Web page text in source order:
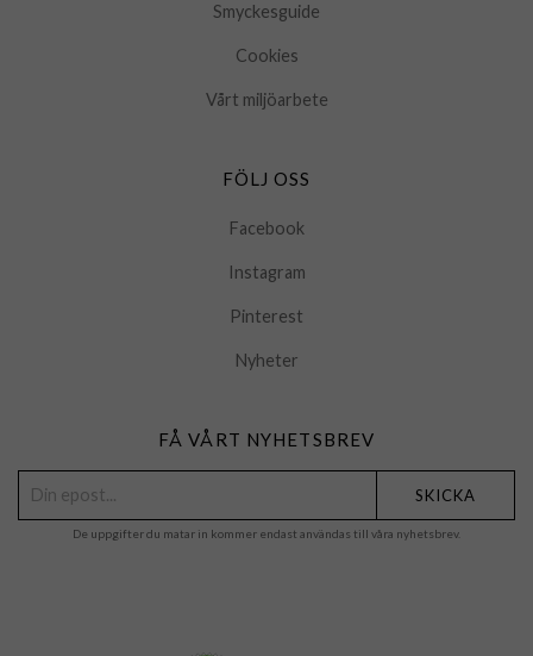
Smyckesguide
Cookies
Vårt miljöarbete
FÖLJ OSS
Facebook
Instagram
Pinterest
Nyheter
FÅ VÅRT NYHETSBREV
SKICKA
De uppgifter du matar in kommer endast användas till våra nyhetsbrev.